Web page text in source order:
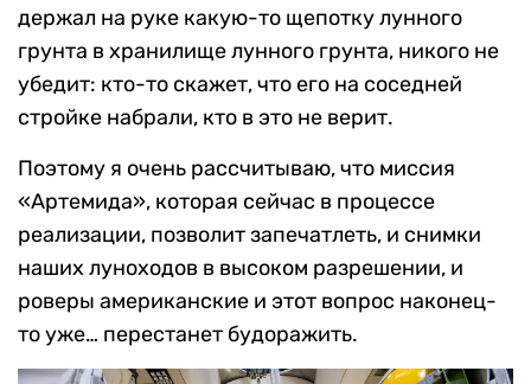
держал на руке какую-то щепотку лунного
грунта в хранилище лунного грунта, никого не
убедит: кто-то скажет, что его на соседней
стройке набрали, кто в это не верит.
Поэтому я очень рассчитываю, что миссия
«Артемида», которая сейчас в процессе
реализации, позволит запечатлеть, и снимки
наших луноходов в высоком разрешении, и
роверы американские и этот вопрос наконец-
то уже… перестанет будоражить.